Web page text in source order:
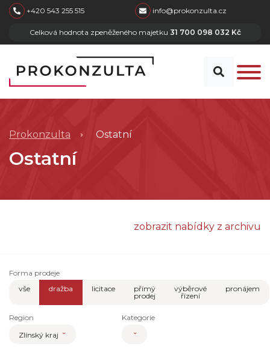
skip to main content
+420 543 255 515 info@prokonzulta.cz
Celková hodnota zpeněženého majetku 31 700 098 032 Kč
Prokonzulta Ostatní
Ostatní
zobrazit nabídky z archivu
Forma prodeje
vše
dražba licitace
přímý
prodej
výběrové
řízení
pronájem
Region
Zlínský kraj
Kategorie